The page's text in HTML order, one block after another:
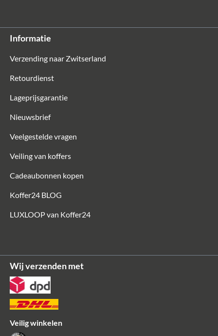
Informatie
Verzending naar Zwitserland
Retourdienst
Lageprijsgarantie
Nieuwsbrief
Veelgestelde vragen
Veiling van koffers
Cadeaubonnen kopen
Koffer24 BLOG
LUXLOOP van Koffer24
Wij verzenden met
Veilig winkelen